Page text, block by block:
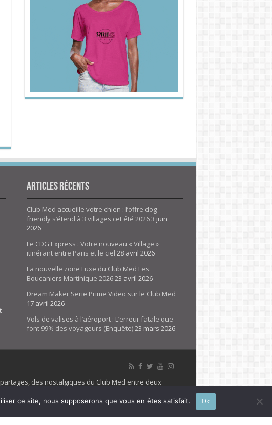
Articles Récents
Club Med accueille votre chien : l’offre dog-
friendly s’étend à 3 villages cet été 20263 juin
2026
Le CDG Express : Votre nouveau « Village »
itinérant entre Paris et le ciel 28 avril 2026
La nouvelle zone Luxe du Club Med Les
Boucaniers Martinique 202623 avril 2026
Dream Maker Serie Prime Video sur le Club Med
17 avril 2026
Vols de valises à l’aéroport : L’erreur fatale que
font 99% des voyageurs (Enquête)23 mars 2026
des nostalgiques du Club Med entre deux
citée est la propriété de son détenteur respectif. Le site
de la marque Club Med, Tous droits réservés - 2026
ce site, nous supposerons que vous en êtes satisfait. Ok